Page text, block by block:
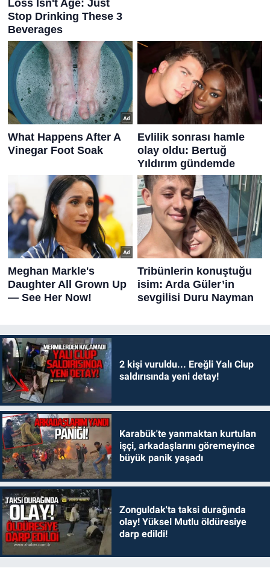
2 kişi vuruldu... Ereğli Yalı Clup
saldırısında yeni detay!
Karabük'te yanmaktan kurtulan
işçi, arkadaşlarını göremeyince
büyük panik yaşadı
Zonguldak'ta taksi durağında
olay! Yüksel Mutlu öldüresiye
darp edildi!